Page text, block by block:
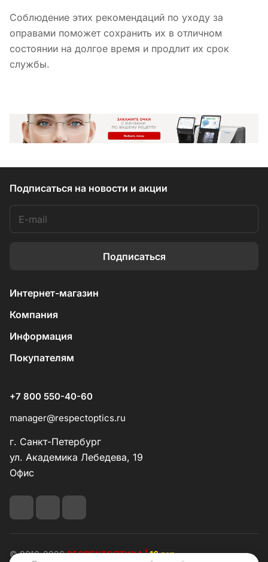
Соблюдение этих рекомендаций по уходу за
оправами поможет сохранить их в отличном
состоянии на долгое время и продлит их срок
службы.
Подписаться на новости и акции
Подписаться
Интернет-магазин
Компания
Информация
Покупателям
+7 800 550-40-60
manager@respectoptics.ru
г. Санкт-Петербург
ул. Академика Лебедева, 19
Офис
© 2010-2026РЕСПЕКТОПТИКА |16 лет